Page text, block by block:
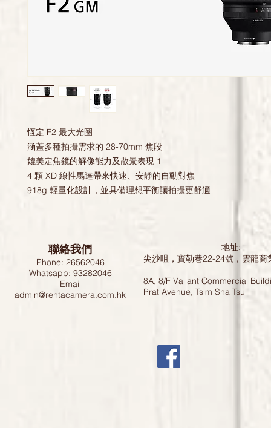
恆定 F2 最大光圈
涵蓋多種拍攝需求的 28-70mm 焦段
媲美定焦鏡的解像能力及散景表現 1
4 顆 XD 線性馬達帶來快速、安靜的自動對焦
918g 輕量化設計，並具備理想平衡讓拍攝更舒適
聯絡我們
Phone: 26562046
Whatsapp: 93282046
Email
admin@rentacamera.com.hk
地址:
尖沙咀，寶勒巷22-24號，雲龍
8A, 8/F Valiant Commercial
Prat Avenue, Tsim Sha Tsui